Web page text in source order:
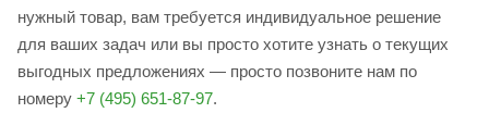
нужный товар, вам требуется индивидуальное решение
для ваших задач или вы просто хотите узнать о текущих
выгодных предложениях — просто позвоните нам по
номеру +7 (495) 651-87-97.